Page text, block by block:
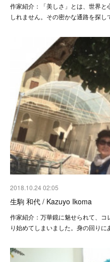
作家紹介：「美しさ」とは、世界
しれません。その密かな通路を探
2018.10.24 02:05
生駒 和代 / Kazuyo Ikoma
作家紹介：万華鏡に魅せられて、
り始めてしまいました。身の回り